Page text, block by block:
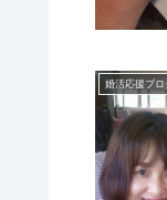
婚活応援ブロ